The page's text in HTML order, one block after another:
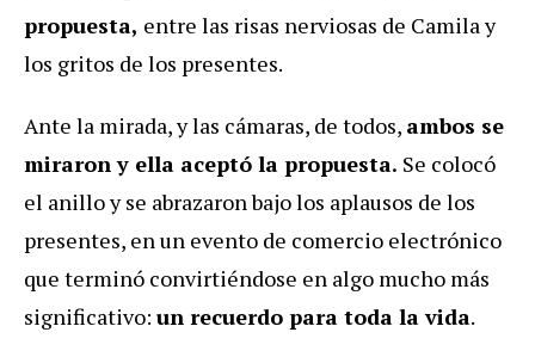
propuesta, entre las risas nerviosas de Camila y
los gritos de los presentes.
Ante la mirada, y las cámaras, de todos, ambos se
miraron y ella aceptó la propuesta. Se colocó
el anillo y se abrazaron bajo los aplausos de los
presentes, en un evento de comercio electrónico
que terminó convirtiéndose en algo mucho más
significativo: un recuerdo para toda la vida.